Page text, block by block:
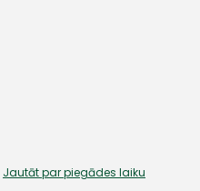
Jautāt par piegādes laiku